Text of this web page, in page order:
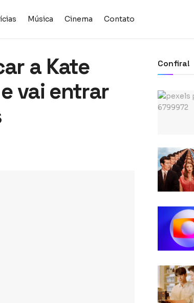
Música Cinema Contato
a Kate
vai entrar
Confira!